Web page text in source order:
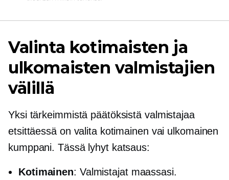
Valinta kotimaisten ja
ulkomaisten valmistajien
välillä
Yksi tärkeimmistä päätöksistä valmistajaa
etsittäessä on valita kotimainen vai ulkomainen
kumppani. Tässä lyhyt katsaus:
Kotimainen: Valmistajat maassasi.